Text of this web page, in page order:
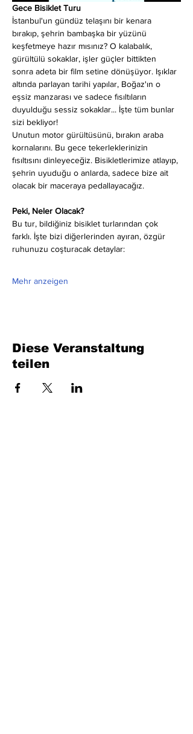
Gece Bisiklet Turu
İstanbul'un gündüz telaşını bir kenara
bırakıp, şehrin bambaşka bir yüzünü
keşfetmeye hazır mısınız? O kalabalık,
gürültülü sokaklar, işler güçler bittikten
sonra adeta bir film setine dönüşüyor. Işıklar
altında parlayan tarihi yapılar, Boğaz'ın o
eşsiz manzarası ve sadece fısıltıların
duyulduğu sessiz sokaklar... İşte tüm bunlar
sizi bekliyor!
Unutun motor gürültüsünü, bırakın araba
kornalarını. Bu gece tekerleklerinizin
fısıltısını dinleyeceğiz. Bisikletlerimize atlayıp,
şehrin uyuduğu o anlarda, sadece bize ait
olacak bir maceraya pedallayacağız.
Peki, Neler Olacak?
Bu tur, bildiğiniz bisiklet turlarından çok
farklı. İşte bizi diğerlerinden ayıran, özgür
ruhunuzu coşturacak detaylar:
Mehr anzeigen
Diese Veranstaltung
teilen